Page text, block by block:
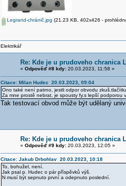
Legrand-chránič.jpg (21.23 KB, 402x426 -
Elektrikář
Re: Kde je u prudoveho chranica
« Odpověď #8 kdy:20.03.2023, 11:58 »
Citace: Milan Hudec 20.03.2023, 09:04
Ono také není patrno, jestli odpor obvodu
Za mne prostě nebrat, je spousty fy.s lepší podporou
Tak testovací obvod může být udělaný
Re: Kde je u prudoveho chranica
« Odpověď #9 kdy:20.03.2023, 12:05 »
Citace: Jakub Drbohlav 20.03.2023, 10:18
To, bohužel, není.
Jak psal p. Hudec o pár příspěvků výš.
N musí být sepnuto první a odepnuto poslední.